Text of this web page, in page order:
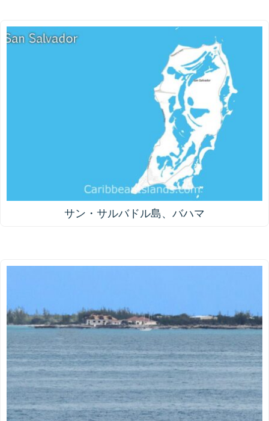
サン・サルバドル島、バハマ